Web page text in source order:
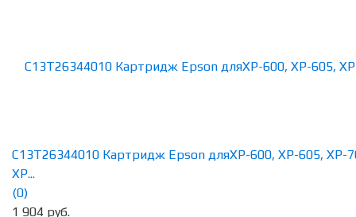
C13T26344010 Картридж Epson дляXP-600, XP-605, XP-
XP...
(0)
1 904 руб.